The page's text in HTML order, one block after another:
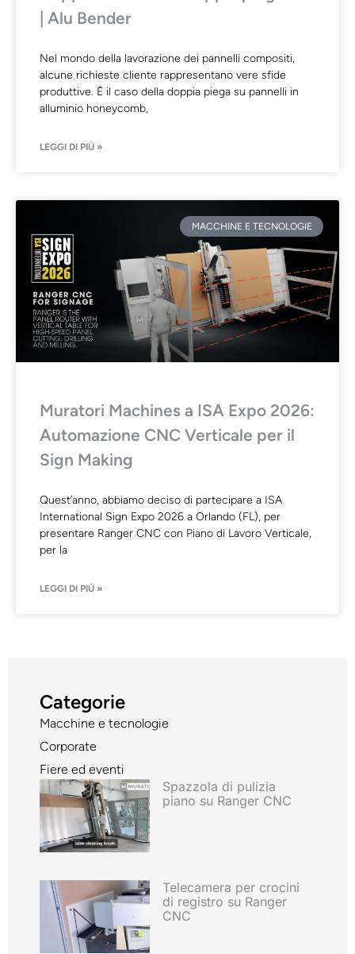
| Alu Bender
Nel mondo della lavorazione dei pannelli compositi,
alcune richieste cliente rappresentano vere sfide
produttive. È il caso della doppia piega su pannelli in
alluminio honeycomb,
LEGGI DI PIÙ »
MACCHINE E TECNOLOGIE
Muratori Machines a ISA Expo 2026:
Automazione CNC Verticale per il
Sign Making
Quest’anno, abbiamo deciso di partecipare a ISA
International Sign Expo 2026 a Orlando (FL), per
presentare Ranger CNC con Piano di Lavoro Verticale,
per la
LEGGI DI PIÙ »
Categorie
Macchine e tecnologie
Corporate
Fiere ed eventi
Spazzola di pulizia
piano su Ranger CNC
Telecamera per crocini
di registro su Ranger
CNC